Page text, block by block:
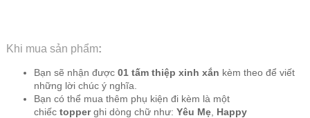
Khi mua sản phẩm:
Bạn sẽ nhận được 01 tấm thiệp xinh xắn kèm theo để viết
những lời chúc ý nghĩa.
Bạn có thể mua thêm phụ kiện đi kèm là một
chiếc topperghi dòng chữ như: Yêu Mẹ Happy